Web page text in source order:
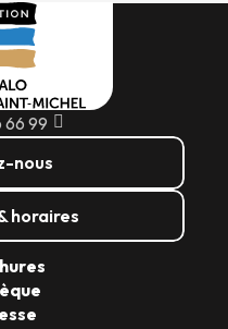
66 99
nous
horaires